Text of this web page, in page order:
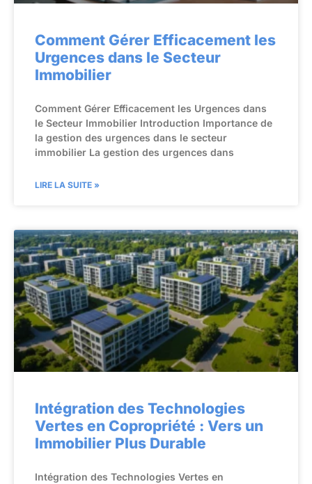
Comment Gérer Efficacement les
Urgences dans le Secteur
Immobilier
Comment Gérer Efficacement les Urgences dans
le Secteur Immobilier Introduction Importance de
la gestion des urgences dans le secteur
immobilier La gestion des urgences dans
LIRE LA SUITE »
Intégration des Technologies
Vertes en Copropriété : Vers un
Immobilier Plus Durable
Intégration des Technologies Vertes en